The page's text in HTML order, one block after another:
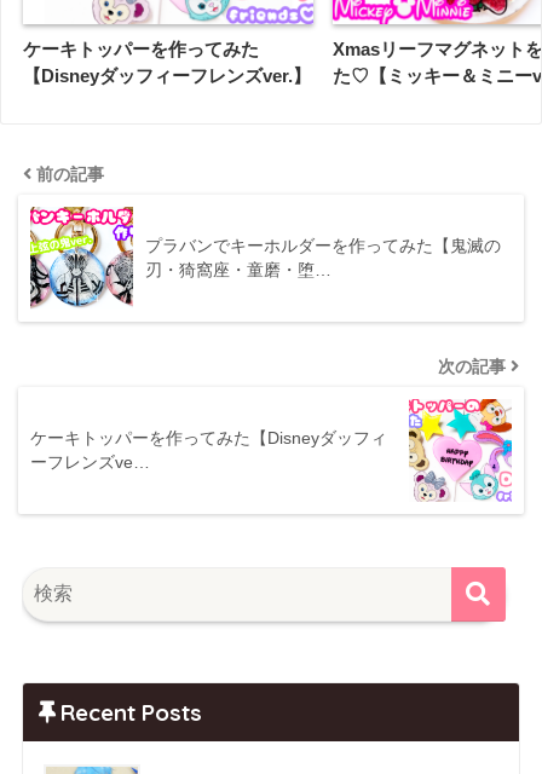
ケーキトッパーを作ってみた
【Disneyダッフィーフレンズver.】
Xmasリーフマグネット
た♡【ミッキー＆ミニー
前の記事
プラバンでキーホルダーを作ってみた【鬼滅の
刃・猗窩座・童磨・堕…
次の記事
ケーキトッパーを作ってみた【Disneyダッフィ
ーフレンズve…
Recent Posts